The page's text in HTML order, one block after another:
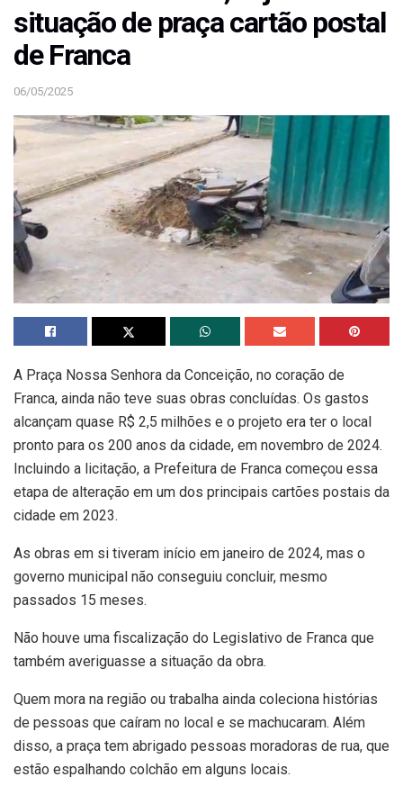
situação de praça cartão postal
de Franca
06/05/2025
A Praça Nossa Senhora da Conceição, no coração de
Franca, ainda não teve suas obras concluídas. Os gastos
alcançam quase R$ 2,5 milhões e o projeto era ter o local
pronto para os 200 anos da cidade, em novembro de 2024.
Incluindo a licitação, a Prefeitura de Franca começou essa
etapa de alteração em um dos principais cartões postais da
cidade em 2023.
As obras em si tiveram início em janeiro de 2024, mas o
governo municipal não conseguiu concluir, mesmo
passados 15 meses.
Não houve uma fiscalização do Legislativo de Franca que
também averiguasse a situação da obra.
Quem mora na região ou trabalha ainda coleciona histórias
de pessoas que caíram no local e se machucaram. Além
disso, a praça tem abrigado pessoas moradoras de rua, que
estão espalhando colchão em alguns locais.